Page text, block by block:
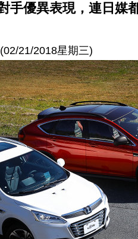
手優異表現，連日媒
21/2018星期三)